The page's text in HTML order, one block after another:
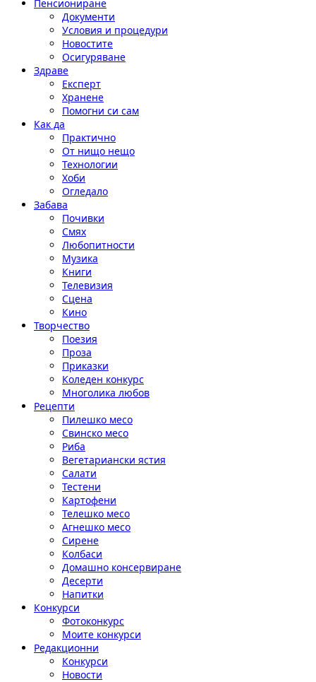
Пенсиониране
Документи
Условия и процедури
Новостите
Осигуряване
Здраве
Експерт
Хранене
Помогни си сам
Как да
Практично
От нищо нещо
Технологии
Хоби
Огледало
Забава
Почивки
Смях
Любопитности
Музика
Книги
Телевизия
Сцена
Кино
Творчество
Поезия
Проза
Приказки
Коледен конкурс
Многолика любов
Рецепти
Пилешко месо
Свинско месо
Риба
Вегетариански ястия
Салати
Тестени
Картофени
Телешко месо
Агнешко месо
Сирене
Колбаси
Домашно консервиране
Десерти
Напитки
Конкурси
Фотоконкурс
Моите конкурси
Редакционни
Конкурси
Новости